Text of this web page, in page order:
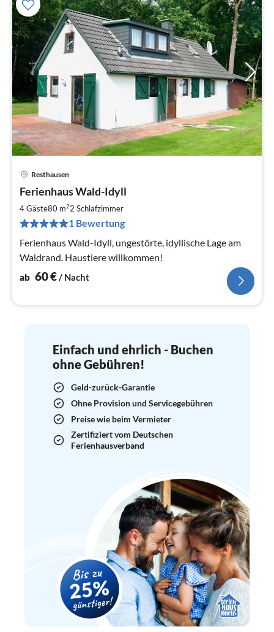
Resthausen
Ferienhaus Wald-Idyll
4 Gäste80 m22 Schlafzimmer
1 Bewertung
Ferienhaus Wald-Idyll, ungestörte, idyllische Lage am
Waldrand. Haustiere willkommen!
ab 60€/ Nacht
Einfach und ehrlich - Buchen
ohne Gebühren!
Geld-zurück-Garantie
Ohne Provision und Servicegebühren
Preise wie beim Vermieter
Zertifiziert vom Deutschen
Ferienhausverband